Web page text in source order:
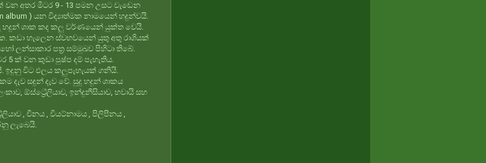
වන අතර මීටර 9 - 13 පමන උසට වැඩෙන
album ) යන විද්‍යාත්මක නාමයෙන් හදුන්වයි.
ශාක කද කලු වර්ණයෙන් යුක්ත වෙයි.
කඩා හැලෙන ස්වභවයෙන් යුතු අතු රාශියක්
ලන්සාකාර පත්‍ර සම්මුඛව පිහිටා තිබේ.
5 ක් වන කුඩා පුෂ්ප දම් පැහැතිය.
ඉදුනු විට ඵලය කලුපැහැයක් ගනියි.
දැව සඳුන් දැව වේ. සුදු හදුන් ශාකය
ඕස්ට්‍රේලියාව, ඉන්දුනීසියාව, හවායි සහ
, චීනය , වියට්නාමය , පිලිපීනය ,
ලැබෙයි.